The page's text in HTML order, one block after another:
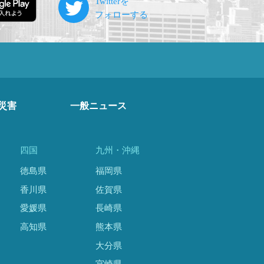
害 一般ニュース
四国
徳島県
香川県
愛媛県
高知県
九州・沖縄
福岡県
佐賀県
長崎県
熊本県
大分県